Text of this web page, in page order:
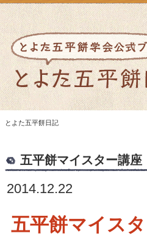
とよた五平餅日記
五平餅マイスター講
2014.12.22
五平餅マイス